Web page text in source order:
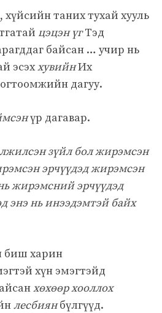
таних тухай хууль
цэцэн үгТэд
байсан … учир нь
эсэххувийнИх
дагуу.
үр дагавар.
зүйл бол жирэмсэн
эрчүүдэд жирэмсэн
жирэмсний эрчүүдэд
энэ нь инээдэмтэй байх
биш харин
хүн эмэгтэйд
хөхөөр хооллох
лесбиянбүлгүүд.